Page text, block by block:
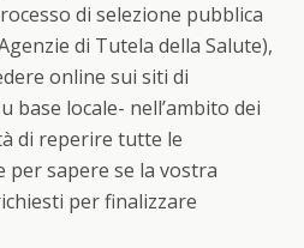
di selezione pubblica
di Tutela della Salute),
online sui siti di
base locale- nell’ambito dei
di reperire tutte le
per sapere se la vostra
per finalizzare